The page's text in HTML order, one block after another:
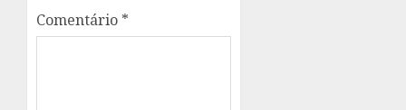
Comentário *